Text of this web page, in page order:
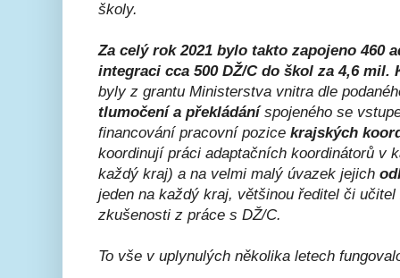
školy.
Za celý rok 2021 bylo takto zapojeno 460
integraci cca 500 DŽ/C do škol za 4,6 mil.
byly z grantu Ministerstva vnitra dle
tlumočení a překládáníspojeného se
financování pracovní pozice krajských
koordinují práci adaptačních koordinátorů v
každý kraj) a na velmi malý úvazek jejich
jeden na každý kraj, většinou ředitel či
zkušenosti z práce s DŽ/C.
To vše v uplynulých několika letech